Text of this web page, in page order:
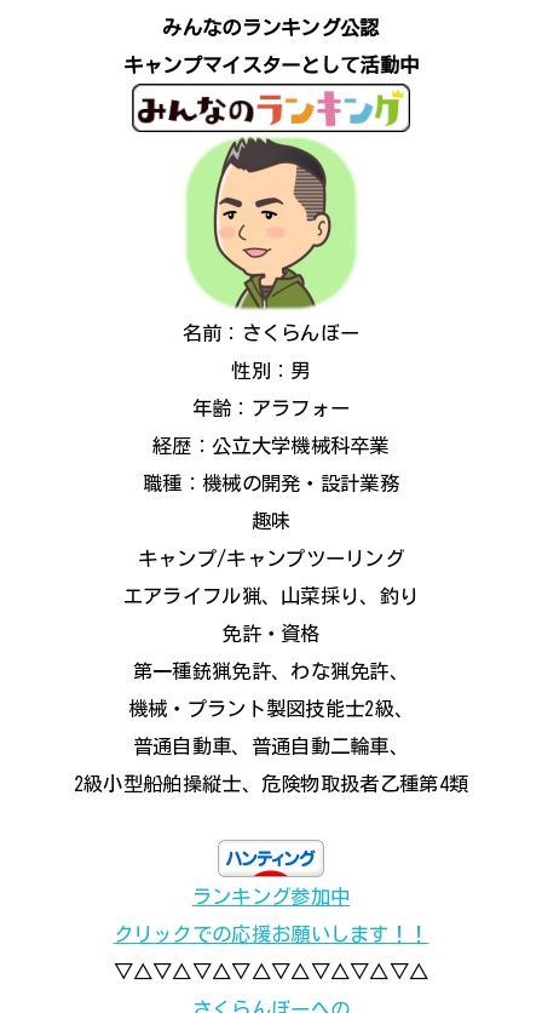
みんなのランキング公認
キャンプマイスターとして活動中
名前：さくらんぼー
性別：男
年齢：アラフォー
経歴：公立大学機械科卒業
職種：機械の開発・設計業務
趣味
キャンプ/キャンプツーリング
エアライフル猟、山菜採り、釣り
免許・資格
第一種銃猟免許、わな猟免許、
機械・プラント製図技能士2級、
普通自動車、普通自動二輪車、
2級小型船舶操縦士、危険物取扱者乙種第4類
ランキング参加中
クリックでの応援お願いします！！
▽△▽△▽△▽△▽△▽△▽△▽△
さくらんぼーへの